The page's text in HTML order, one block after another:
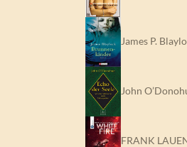
James P.
John
FRANK